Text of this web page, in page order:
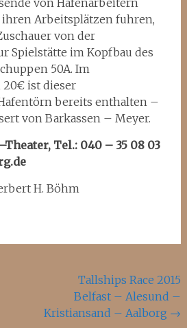
von Hafenarbeitern
ihren Arbeitsplätzen fuhren,
von der
Spielstätte im Kopfbau des
50A. Im
ist dieser
bereits enthalten –
von Barkassen – Meyer.
Tel.: 040 – 35 08 03
H. Böhm
Tallships Race 2015
Belfast – Alesund –
Kristiansand – Aalborg →